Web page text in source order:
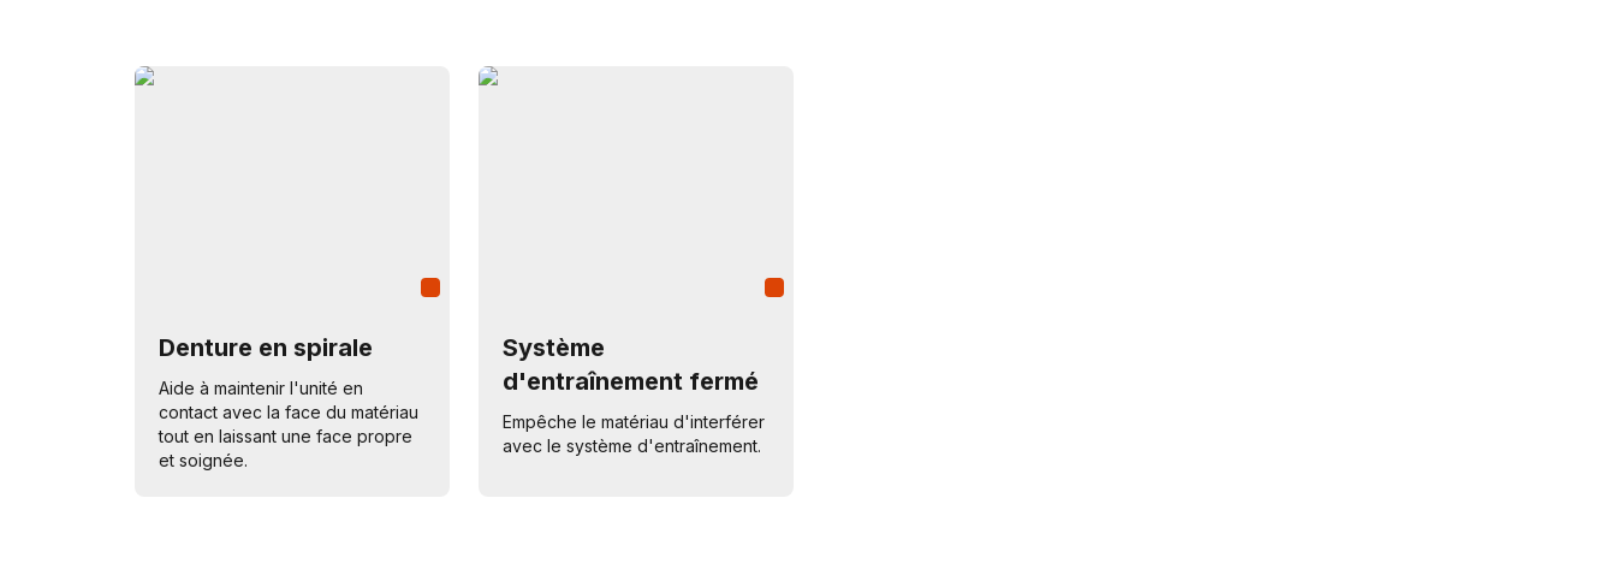
Denture en spirale
Aide à maintenir l'unité en
contact avec la face du matériau
tout en laissant une face propre
et soignée.
Système
d'entraînement fermé
Empêche le matériau d'interférer
avec le système d'entraînement.